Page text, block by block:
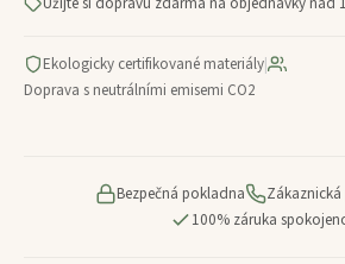
Ekologicky certifikované materiály|
Doprava s neutrálními emisemi CO2
Bezpečná pokladna
100% záruka